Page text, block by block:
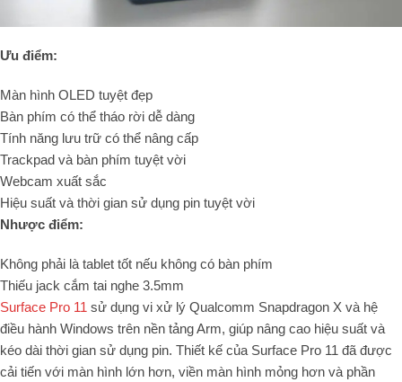
Ưu điểm:
Màn hình OLED tuyệt đẹp
Bàn phím có thể tháo rời dễ dàng
Tính năng lưu trữ có thể nâng cấp
Trackpad và bàn phím tuyệt vời
Webcam xuất sắc
Hiệu suất và thời gian sử dụng pin tuyệt vời
Nhược điểm:
Không phải là tablet tốt nếu không có bàn phím
Thiếu jack cắm tai nghe 3.5mm
Surface Pro 11 sử dụng vi xử lý Qualcomm Snapdragon X và hệ
điều hành Windows trên nền tảng Arm, giúp nâng cao hiệu suất và
kéo dài thời gian sử dụng pin. Thiết kế của Surface Pro 11 đã được
cải tiến với màn hình lớn hơn, viền màn hình mỏng hơn và phần